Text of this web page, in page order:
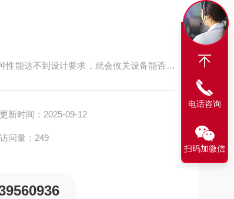
性能达不到设计要求，就会攸关设备能否正
更新时间：2025-09-12
访问量：249
电话咨询
扫码加微信